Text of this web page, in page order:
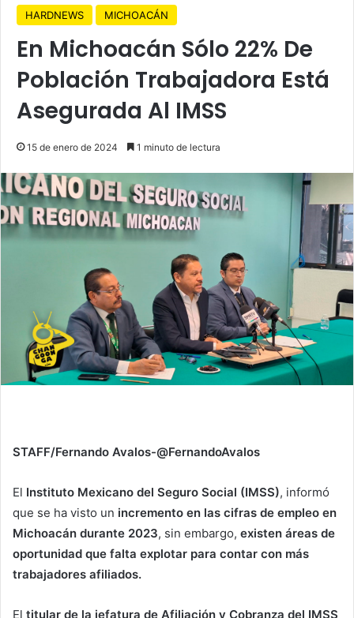
HARDNEWS MICHOACÁN
En Michoacán Sólo 22% De
Población Trabajadora Está
Asegurada Al IMSS
15 de enero de 2024 1 minuto de lectura
STAFF/Fernando Avalos-@FernandoAvalos
El Instituto Mexicano del Seguro Social (IMSS), informó
que se ha visto un incremento en las cifras de empleo en
Michoacán durante 2023, sin embargo, existen áreas de
oportunidad que falta explotar para contar con más
trabajadores afiliados.
El titular de la jefatura de Afiliación y Cobranza del IMSS